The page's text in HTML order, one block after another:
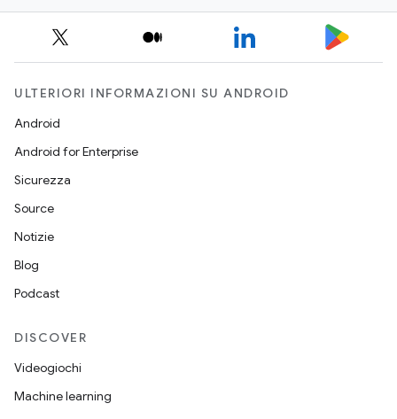
ULTERIORI INFORMAZIONI SU ANDROID
Android
Android for Enterprise
Sicurezza
Source
Notizie
Blog
Podcast
DISCOVER
Videogiochi
Machine learning